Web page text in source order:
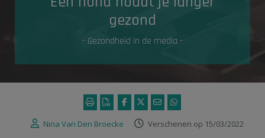
Gezondheid in de media
gezond
- Gezondheid in de media -
Nina Van Den Broecke Verschenen op 15/03/2022